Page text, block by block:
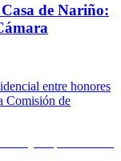
de Nariño:
entre honores
Comisión de